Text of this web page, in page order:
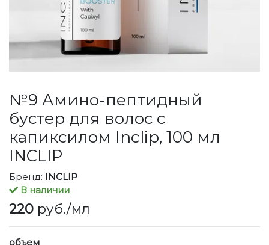
№9 Амино-пептидный
бустер для волос с
капиксилом Inclip, 100 мл
INCLIP
В наличии
Бренд: INCLIP
220 руб./мл
объем